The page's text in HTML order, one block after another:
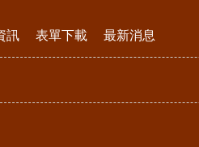
訊 表單下載 最新消息